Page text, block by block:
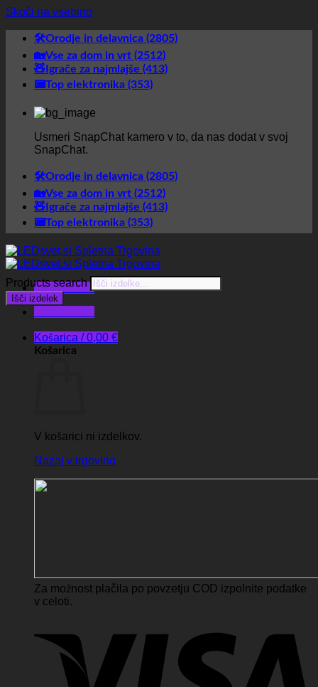
Skoči na vsebino
🛠️Orodje in delavnica (2805)
🏡Vse za dom in vrt (2512)
🧸Igrače za najmlajše (413)
📟Top elektronika (353)
Usmeri SnapChat kamero v to, da nas dodat v svoj
SnapChat.
🛠️Orodje in delavnica (2805)
🏡Vse za dom in vrt (2512)
🧸Igrače za najmlajše (413)
📟Top elektronika (353)
Glavni meni
Košarica /0,00 €
Košarica
V košarici ni izdelkov.
Nazaj v trgovino
Za možnost plačila po povzetju COD izpolnite podatke
v celoti.
Products search
Išči izdelek